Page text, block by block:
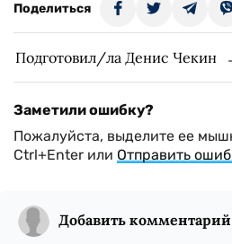
Поделиться
Подготовил/ла Денис Чекин
Заметили ошибку?
Пожалуйста, выделите ее
Ctrl+Enter или Отправить
Добавить комментарий